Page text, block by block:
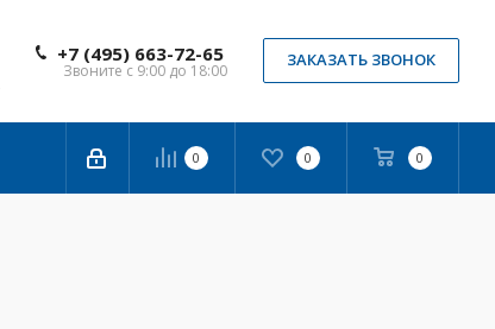
+7 (495) 663-72-65
Звоните с 9:00 до 18:00
ЗАКАЗАТЬ ЗВОНОК
0 0 0